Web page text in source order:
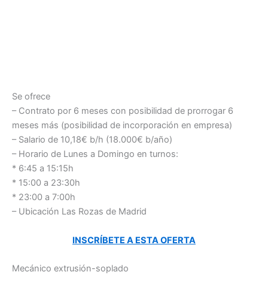
Se ofrece
– Contrato por 6 meses con posibilidad de prorrogar 6
meses más (posibilidad de incorporación en empresa)
– Salario de 10,18€ b/h (18.000€ b/año)
– Horario de Lunes a Domingo en turnos:
* 6:45 a 15:15h
* 15:00 a 23:30h
* 23:00 a 7:00h
– Ubicación Las Rozas de Madrid
INSCRÍBETE A ESTA OFERTA
Mecánico extrusión-soplado